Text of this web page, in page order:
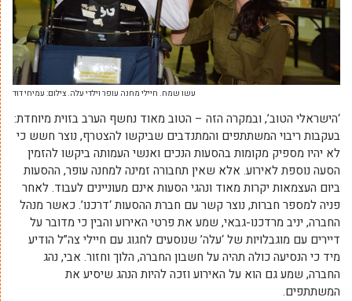
עשו שמח. חיילי מחנה עופר וילדי עלה. צילום: עמיחי דוד
‘הישראלי הטוב’, ובמקרה הזה – הטוב מאוד נחשף הערב בזוית מיוחדת:
בעקבות ריבוי המשתתפים והמתנדבים שביקשו להצטרף, נוצר חשש כי
לא יהיו מספיק מקומות בהסעות הנכים ואנשי העמותה ביקשו להזמין
הסעה נוספת לאירוע. אלא שאין תחבורה זמינה למחנה עופר, ההסעות
ביום העצמאות יקרות מאוד ונהגי הסעות אינם מעוניינים לעבוד. לאחר
פניה למספר חברות, נוצר קשר עם חברת ההסעות ‘דרכנו’. כאשר מנהל
החברה, יניב מרדכנו-גבאי, שמע את פרטי האירוע והבין כי מדובר על
דיירים עם מוגבלויות של ‘עלה’ שנוסעים לחגוג עם חיילי צה”ל הודיע
מיד כי הנסיעה כולה תהיה על חשבון החברה, הלוך וחזור. אבי, נהג
החברה, שמע גם הוא על האירוע וזכה להיות הנהג שיסיע את
המשתתפים.